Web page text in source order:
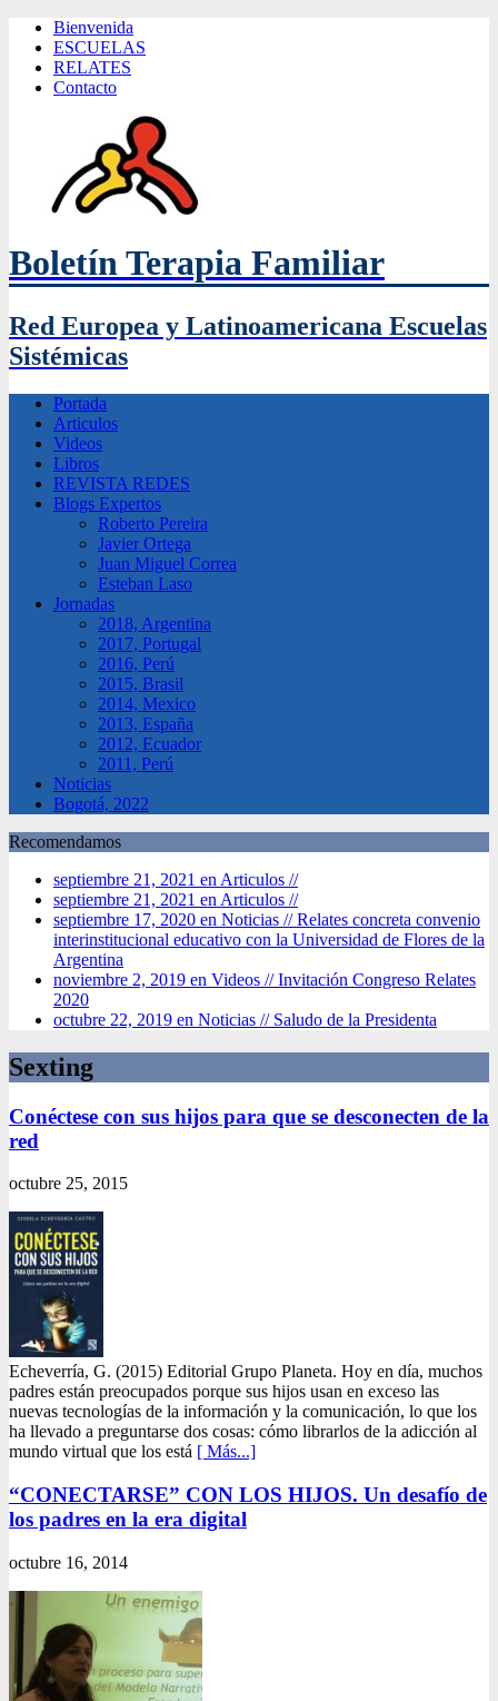
Bienvenida
ESCUELAS
RELATES
Contacto
Boletín Terapia Familiar
Red Europea y Latinoamericana Escuelas
Sistémicas
Portada
Articulos
Videos
Libros
REVISTA REDES
Blogs Expertos
Roberto Pereira
Javier Ortega
Juan Miguel Correa
Esteban Laso
Jornadas
2018, Argentina
2017, Portugal
2016, Perú
2015, Brasil
2014, Mexico
2013, España
2012, Ecuador
2011, Perú
Noticias
Bogotá, 2022
Recomendamos
septiembre 21, 2021 en Articulos //
septiembre 21, 2021 en Articulos //
septiembre 17, 2020 en Noticias //Relates concreta convenio
interinstitucional educativo con la Universidad de Flores de la
Argentina
noviembre 2, 2019 en Videos //Invitación Congreso Relates
2020
octubre 22, 2019 en Noticias // Saludo de la Presidenta
Sexting
Conéctese con sus hijos para que se desconecten de la
red
octubre 25, 2015
Echeverría, G. (2015) Editorial Grupo Planeta. Hoy en día, muchos
padres están preocupados porque sus hijos usan en exceso las
nuevas tecnologías de la información y la comunicación, lo que los
ha llevado a preguntarse dos cosas: cómo librarlos de la adicción al
mundo virtual que los está [ Más...]
“CONECTARSE” CON LOS HIJOS. Un desafío de
los padres en la era digital
octubre 16, 2014